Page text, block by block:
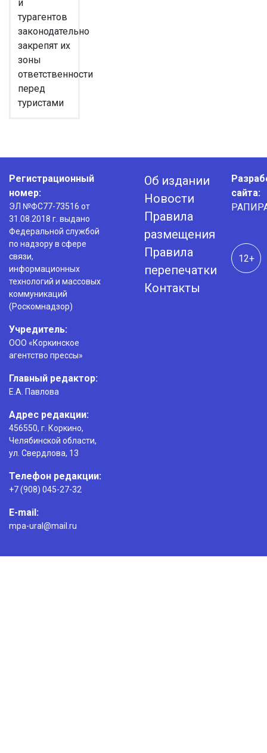
и
турагентов
законодательно
закрепят их
зоны
ответственности
перед
туристами
Регистрационный
номер:
ЭЛ №ФС77-73516 от
31.08.2018 г. выдано
Федеральной службой
по надзору в сфере
связи,
информационных
технологий и массовых
коммуникаций
(Роскомнадзор)
Учредитель:
ООО «Коркинское
агентство прессы»
Главный редактор:
Е.А. Павлова
Адрес редакции:
456550, г. Коркино,
Челябинской области,
ул. Свердлова, 13
Телефон редакции:
+7 (908) 045-27-32
E-mail:
mpa-ural@mail.ru
Об издании
Новости
Правила
размещения
Правила
перепечатки
Контакты
сайта:
12+